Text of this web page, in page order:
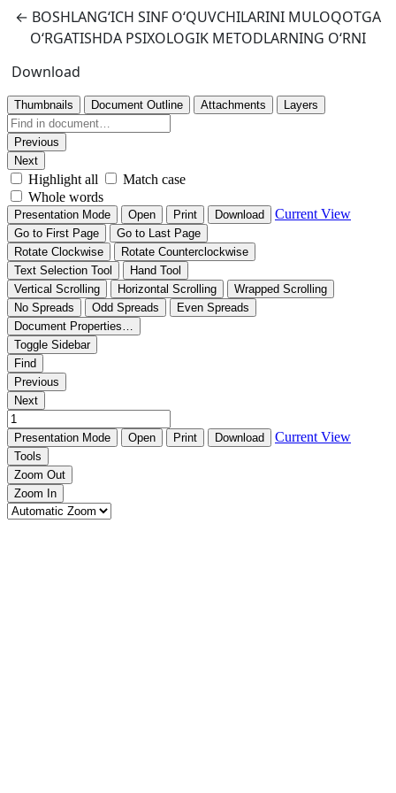
← Return to Article Details
BOSHLANGʻICH SINF OʻQUVCHILARINI MULOQOTGA
OʻRGATISHDA PSIXOLOGIK METODLARNING OʻRNI
Download